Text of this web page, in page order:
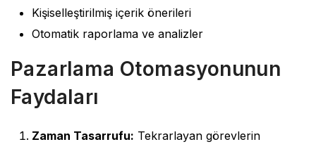
Kişiselleştirilmiş içerik önerileri
Otomatik raporlama ve analizler
Pazarlama Otomasyonunun
Faydaları
Zaman Tasarrufu: Tekrarlayan görevlerin